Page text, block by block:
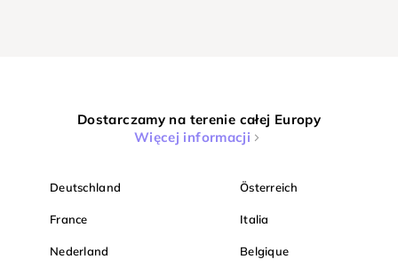
Dostarczamy na terenie całej Europy
Więcej informacji
Deutschland Österreich
France Italia
Nederland Belgique